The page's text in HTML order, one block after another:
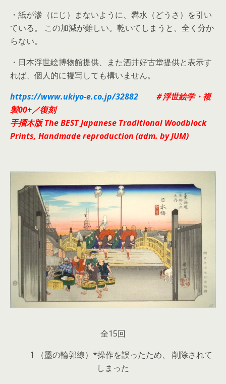
・紙が滲（にじ）まないように、礬水（どうさ）を引い
ている。 この加減が難しい。乾いてしまうと、全く分か
らない。
・日本浮世絵博物館提供、また酒井好古堂提供と表示す
れば、個人的に複写しても構いません。
https://www.ukiyo-e.co.jp/32882
＃浮世絵学・複
製00+／復刻
手摺木版 The BEST Japanese Traditional Woodblock
Prints, Handmade reproduction (adm. by JUM)
全15回
1 （墨の輪郭線）*操作を誤ったため、 削除されて
しまった